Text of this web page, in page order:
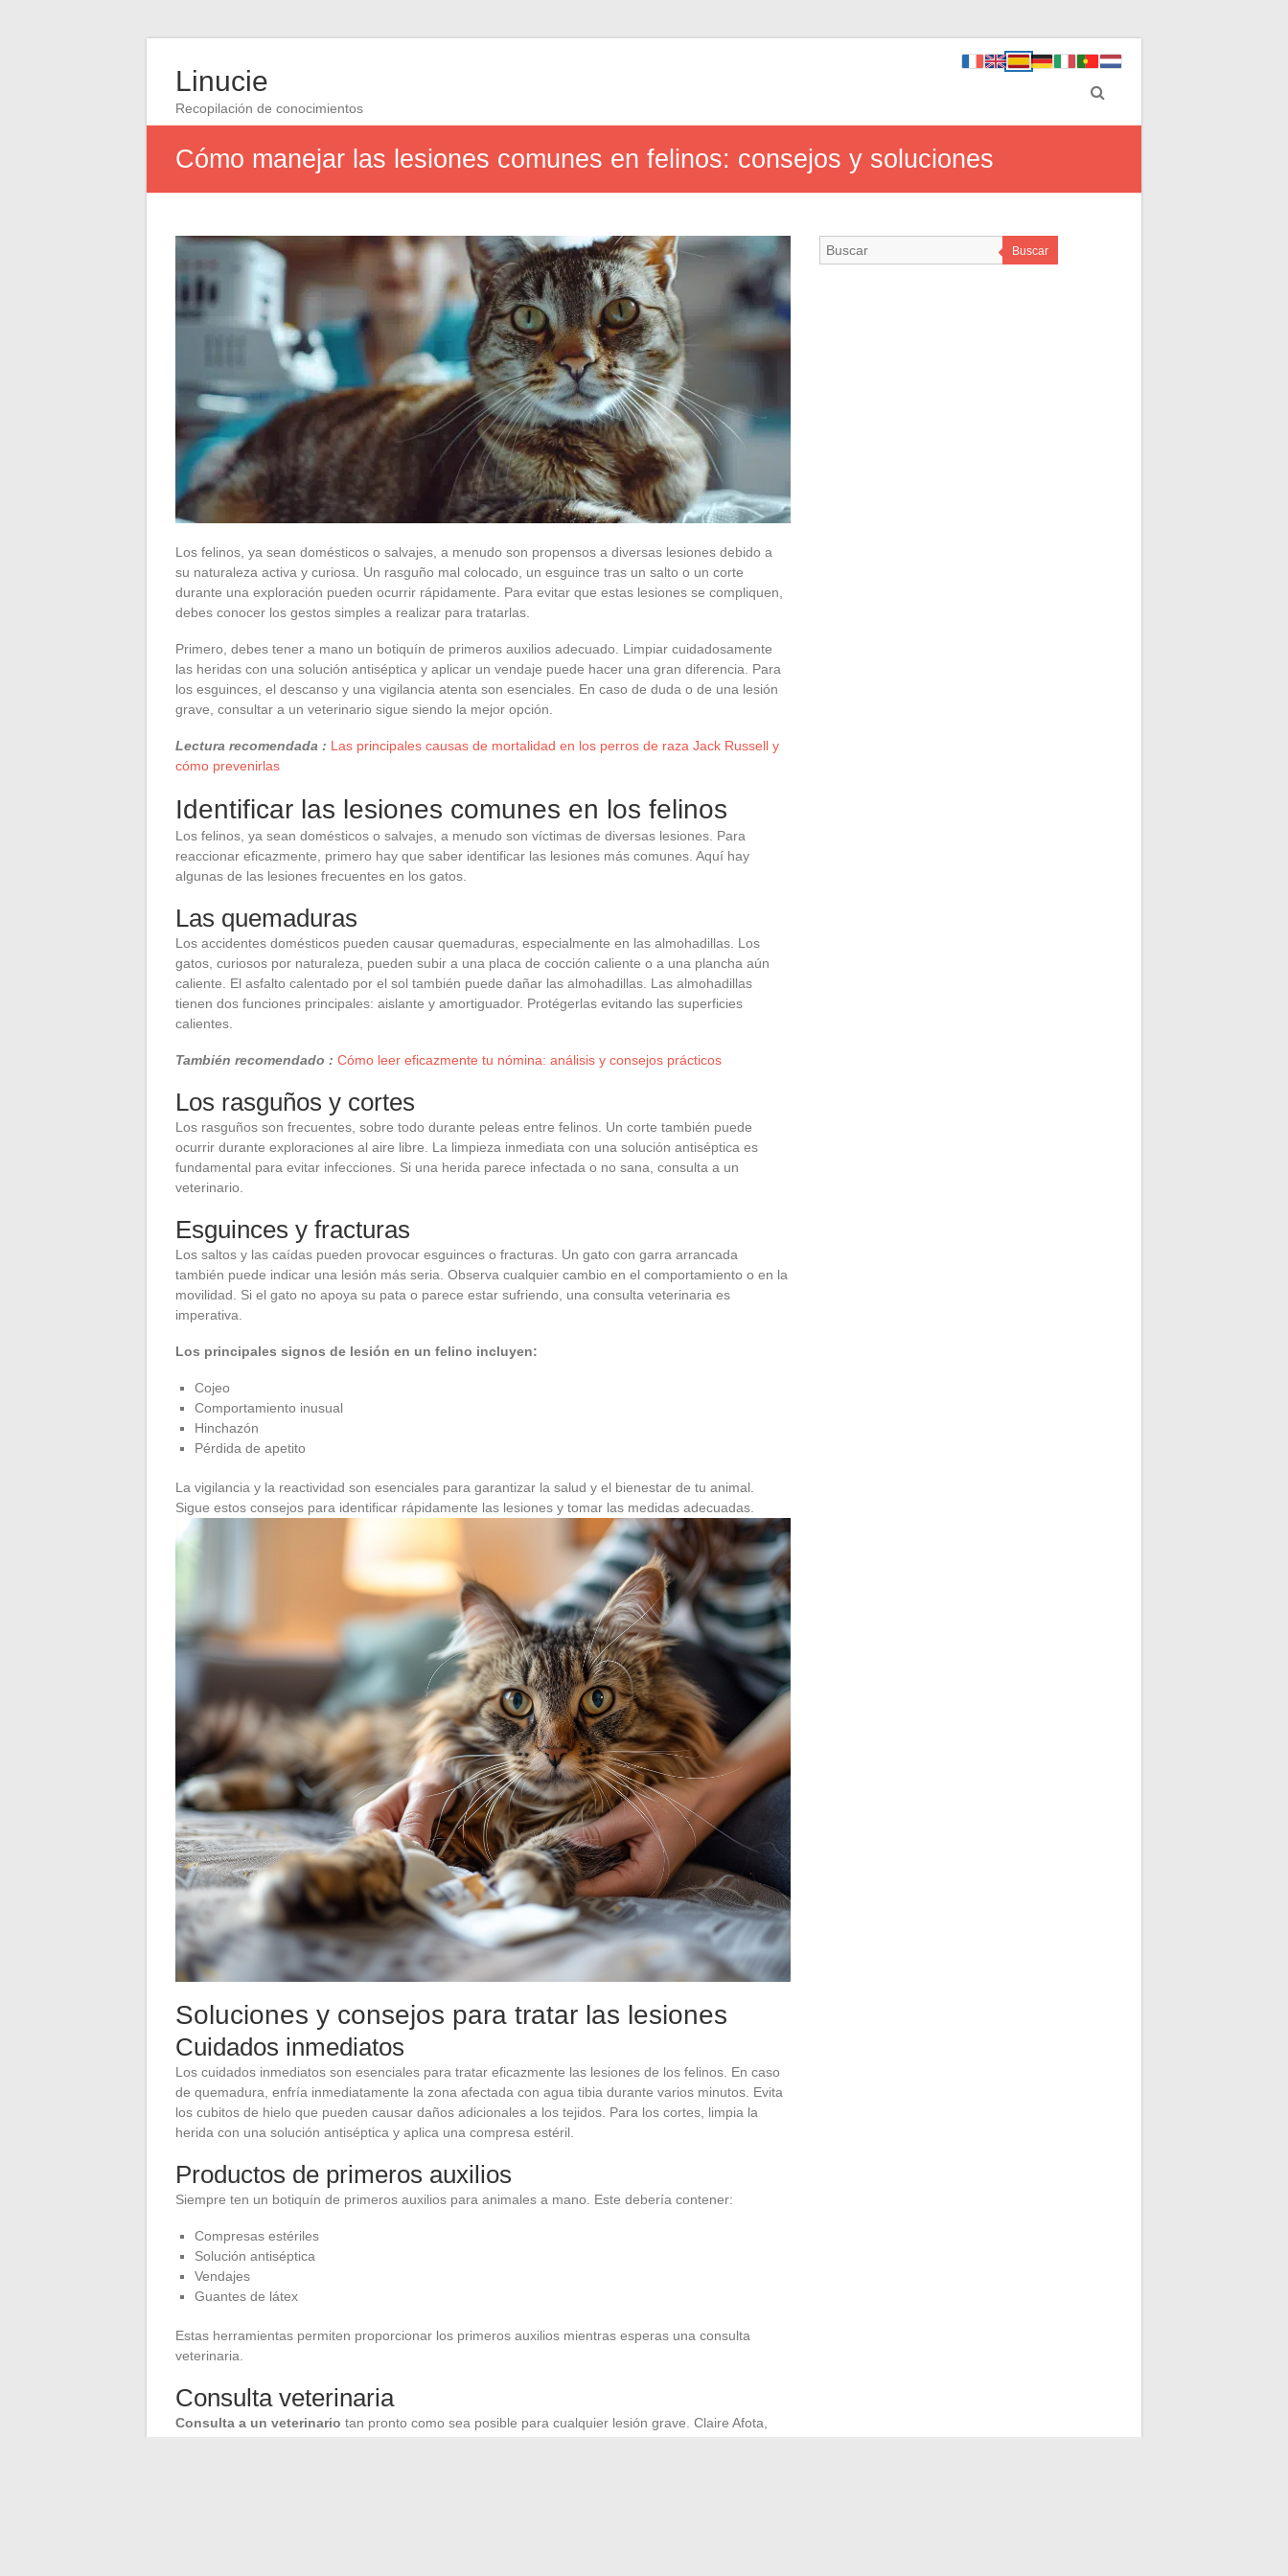
Linucie
Recopilación de conocimientos
Cómo manejar las lesiones comunes en felinos: consejos y soluciones
Los felinos, ya sean domésticos o salvajes, a menudo son propensos a diversas lesiones debido a
su naturaleza activa y curiosa. Un rasguño mal colocado, un esguince tras un salto o un corte
durante una exploración pueden ocurrir rápidamente. Para evitar que estas lesiones se compliquen,
debes conocer los gestos simples a realizar para tratarlas.
Primero, debes tener a mano un botiquín de primeros auxilios adecuado. Limpiar cuidadosamente
las heridas con una solución antiséptica y aplicar un vendaje puede hacer una gran diferencia. Para
los esguinces, el descanso y una vigilancia atenta son esenciales. En caso de duda o de una lesión
grave, consultar a un veterinario sigue siendo la mejor opción.
Lectura recomendada : Las principales causas de mortalidad en los perros de raza Jack Russell y
cómo prevenirlas
Identificar las lesiones comunes en los felinos
Los felinos, ya sean domésticos o salvajes, a menudo son víctimas de diversas lesiones. Para
reaccionar eficazmente, primero hay que saber identificar las lesiones más comunes. Aquí hay
algunas de las lesiones frecuentes en los gatos.
Las quemaduras
Los accidentes domésticos pueden causar quemaduras, especialmente en las almohadillas. Los
gatos, curiosos por naturaleza, pueden subir a una placa de cocción caliente o a una plancha aún
caliente. El asfalto calentado por el sol también puede dañar las almohadillas. Las almohadillas
tienen dos funciones principales: aislante y amortiguador. Protégerlas evitando las superficies
calientes.
También recomendado : Cómo leer eficazmente tu nómina: análisis y consejos prácticos
Los rasguños y cortes
Los rasguños son frecuentes, sobre todo durante peleas entre felinos. Un corte también puede
ocurrir durante exploraciones al aire libre. La limpieza inmediata con una solución antiséptica es
fundamental para evitar infecciones. Si una herida parece infectada o no sana, consulta a un
veterinario.
Esguinces y fracturas
Los saltos y las caídas pueden provocar esguinces o fracturas. Un gato con garra arrancada
también puede indicar una lesión más seria. Observa cualquier cambio en el comportamiento o en la
movilidad. Si el gato no apoya su pata o parece estar sufriendo, una consulta veterinaria es
imperativa.
Los principales signos de lesión en un felino incluyen:
Cojeo
Comportamiento inusual
Hinchazón
Pérdida de apetito
La vigilancia y la reactividad son esenciales para garantizar la salud y el bienestar de tu animal.
Sigue estos consejos para identificar rápidamente las lesiones y tomar las medidas adecuadas.
Soluciones y consejos para tratar las lesiones
Cuidados inmediatos
Los cuidados inmediatos son esenciales para tratar eficazmente las lesiones de los felinos. En caso
de quemadura, enfría inmediatamente la zona afectada con agua tibia durante varios minutos. Evita
los cubitos de hielo que pueden causar daños adicionales a los tejidos. Para los cortes, limpia la
herida con una solución antiséptica y aplica una compresa estéril.
Productos de primeros auxilios
Siempre ten un botiquín de primeros auxilios para animales a mano. Este debería contener:
Compresas estériles
Solución antiséptica
Vendajes
Guantes de látex
Estas herramientas permiten proporcionar los primeros auxilios mientras esperas una consulta
veterinaria.
Consulta veterinaria
Consulta a un veterinario tan pronto como sea posible para cualquier lesión grave. Claire Afota,
Buscar